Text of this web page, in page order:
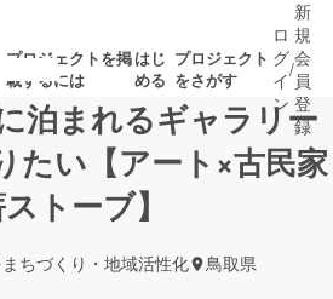
プロジェクトを掲
載するには
はじ
める
プロジェクト
をさがす
新着プロ募集終了が近いプ
ロ
グ
イ
ン
/
新
規
会
員
登
録
泊まれるギャラリー
たい【アート×古民家
トーブ】
まちづくり・地域活性化 鳥取県